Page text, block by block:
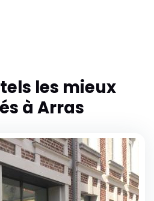
les mieux
à Arras